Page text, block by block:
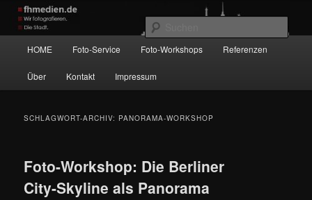
Zum
primären
Inhalt
springen
Zum
sekundären
Inhalt
springen
Wir fotografieren die Hauptstadt!
HOME Foto-Service Foto-Workshops Referenzen
Über Kontakt Impressum
SCHLAGWORT-ARCHIV: PANORAMA-WORKSHOP
Foto-Workshop: Die Berliner
City-Skyline als Panorama